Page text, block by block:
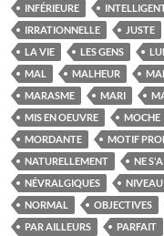
INFÉRIEURE
IRRATIONNELLE
JUSTE
LA VIE
LES GENS
MAL
MALHEUR
MARASME
MARI
MIS EN OEUVRE
MOCHE
MORDANTE
MOTIF
NATURELLEMENT
NE
NÉVRALGIQUES
NORMAL
OBJECTIVES
PAR AILLEURS
PARFAIT